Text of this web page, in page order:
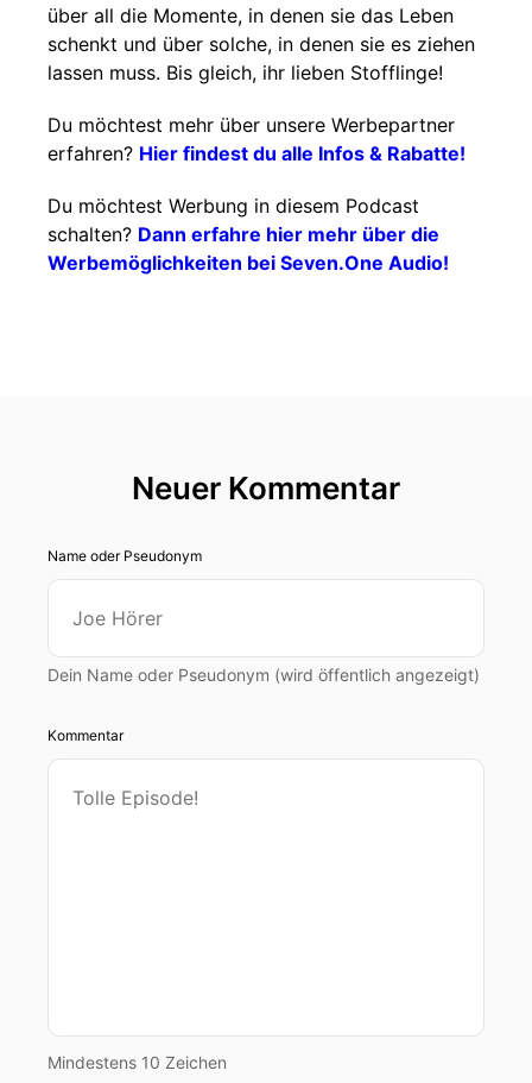
über all die Momente, in denen sie das Leben
schenkt und über solche, in denen sie es ziehen
lassen muss. Bis gleich, ihr lieben Stofflinge!
Du möchtest mehr über unsere Werbepartner
erfahren? Hier findest du alle Infos & Rabatte!
Du möchtest Werbung in diesem Podcast
schalten? Dann erfahre hier mehr über die
Werbemöglichkeiten bei Seven.One Audio!
Neuer Kommentar
Name oder Pseudonym
Dein Name oder Pseudonym (wird öffentlich angezeigt)
Kommentar
Mindestens 10 Zeichen